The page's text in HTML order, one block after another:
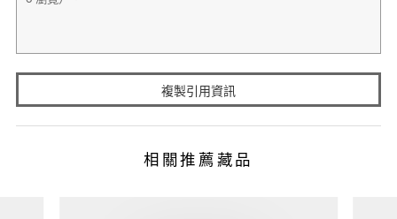
複製引用資訊
相關推薦藏品